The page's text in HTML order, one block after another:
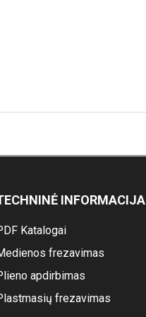
INFORMACIJA
Katalogai
frezavimas
apdirbimas
frezavimas